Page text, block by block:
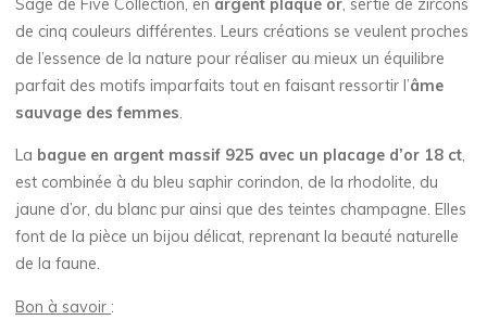
Sage de Five Collection, en argent plaqué or, sertie de zircons
de cinq couleurs différentes. Leurs créations se veulent proches
de l’essence de la nature pour réaliser au mieux un équilibre
parfait des motifs imparfaits tout en faisant ressortir l’âme
sauvage des femmes.
La bague en argent massif 925 avec un placage d’or 18 ct,
est combinée à du bleu saphir corindon, de la rhodolite, du
jaune d’or, du blanc pur ainsi que des teintes champagne. Elles
font de la pièce un bijou délicat, reprenant la beauté naturelle
de la faune.
Bon à savoir: